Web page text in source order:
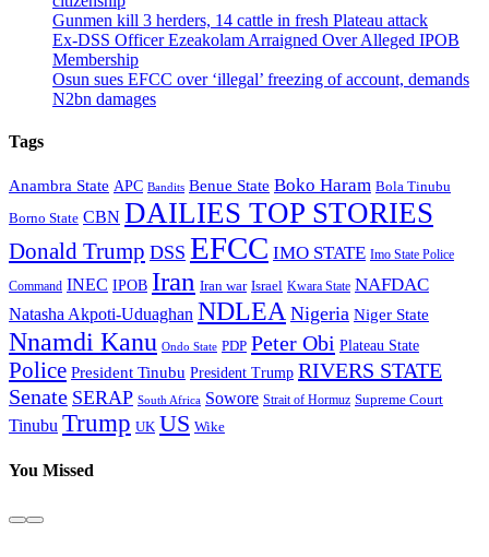
Gunmen kill 3 herders, 14 cattle in fresh Plateau attack
Ex-DSS Officer Ezeakolam Arraigned Over Alleged IPOB
Membership
Osun sues EFCC over ‘illegal’ freezing of account, demands
N2bn damages
Tags
Anambra State APC Bandits Benue State Boko Haram Bola Tinubu
Borno State CBN DAILIES TOP STORIES
Donald Trump DSS EFCC IMO STATE Imo State Police
Command INEC IPOB Iran Iran war Israel Kwara State NAFDAC
Natasha Akpoti-Uduaghan NDLEA Nigeria Niger State
Nnamdi Kanu Ondo State PDP Peter Obi Plateau State
Police President Tinubu President Trump RIVERS STATE
Senate SERAP South Africa Sowore Strait of Hormuz Supreme Court
Tinubu Trump UK US Wike
You Missed